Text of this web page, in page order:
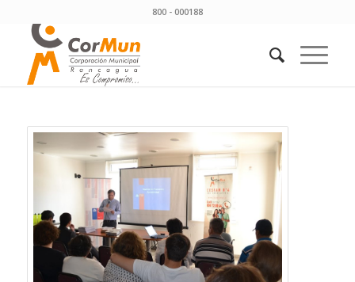
800 - 000188